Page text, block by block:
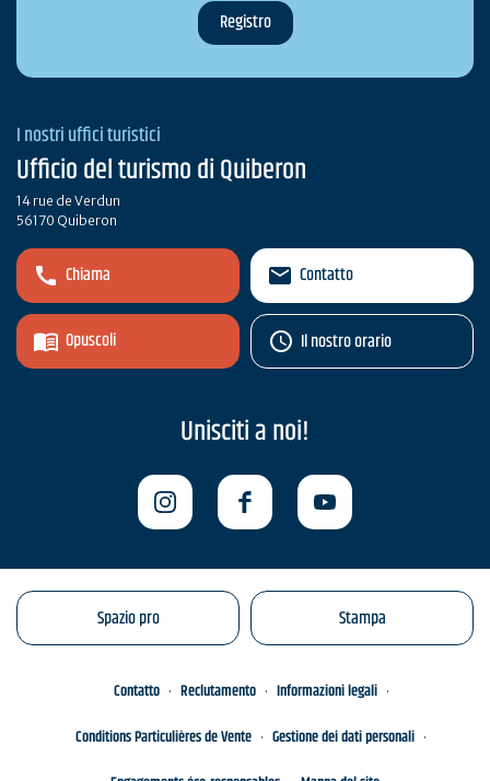
I nostri uffici turistici
Ufficio del turismo di Quiberon
14 rue de Verdun
56170 Quiberon
Chiama
Opuscoli
Contatto
Il nostro orario
Unisciti a noi!
Spazio pro Stampa
Contatto Reclutamento
Informazioni legali
Conditions Particulières de Vente
Gestione dei dati personali